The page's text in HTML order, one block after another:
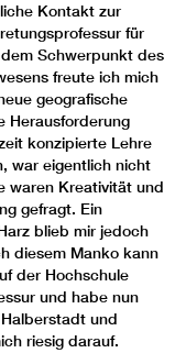
Kontakt zur
für
Schwerpunkt des
freute ich mich
geografische
Herausforderung
konzipierte Lehre
war eigentlich nicht
waren Kreativität und
gefragt. Ein
blieb mir jedoch
diesem Manko kann
der Hochschule
und habe nun
und
riesig darauf.